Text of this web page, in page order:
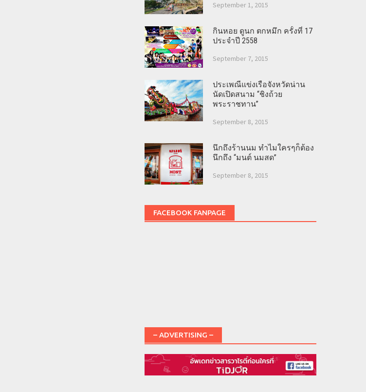
September 1, 2015
กินหอย ดูนก ตกหมึก ครั้งที่ 17
ประจำปี 2558
September 7, 2015
ประเพณีแข่งเรือจังหวัดน่าน
นัดเปิดสนาม “ชิงถ้วย
พระราชทาน”
September 8, 2015
นึกถึงร้านนม ทำไมใครๆก็ต้อง
นึกถึง “มนต์ นมสด”
September 8, 2015
FACEBOOK FANPAGE
– ADVERTISING –